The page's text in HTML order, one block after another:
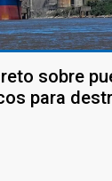
sobre
para